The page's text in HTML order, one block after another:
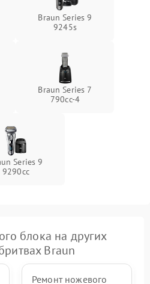
Braun Series 9
9245s
Braun Series 7
790cc‑4
Series 9
9290cc
блока на других
Braun
Ремонт ножевого